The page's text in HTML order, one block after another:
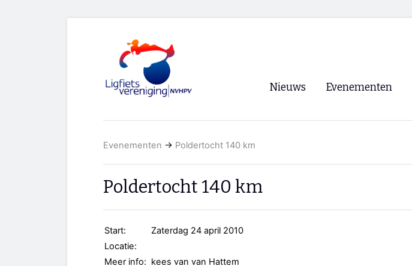
Nieuws Evenementen
WK Ligfietsen 2026
Evenementen → Poldertocht 140 km
Poldertocht 140 km
Start:
Zaterdag 24 april 2010
Locatie:
Meer info: kees van van Hattem